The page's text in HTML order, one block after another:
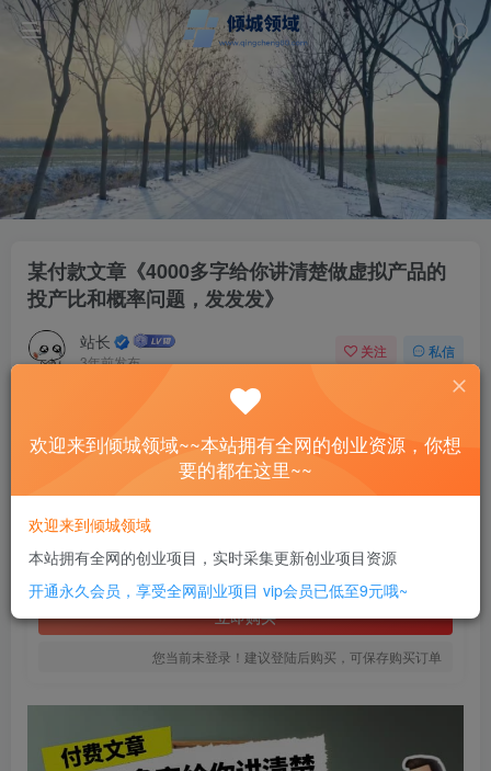
某付款文章《4000多字给你讲清楚做虚拟产品的
投产比和概率问题，发发发》
站长
3年前发布
关注 私信
某付款文章《4000多字给你讲清楚做虚拟产品的投产比和概率问题，发发发》
此内容为付费资源，请付费后查看
SVIP全站会员 免费
立即购买
您当前未登录！建议登陆后购买，可保存购买订单
欢迎来到倾城领域~~本站拥有全网的创业资源，你想
要的都在这里~~
欢迎来到倾城领域
本站拥有全网的创业项目，实时采集更新创业项目资源
开通永久会员，享受全网副业项目 vip会员已低至9元哦~